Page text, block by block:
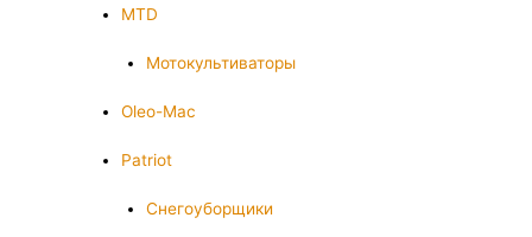
MTD
Мотокультиваторы
Oleo-Mac
Patriot
Снегоуборщики